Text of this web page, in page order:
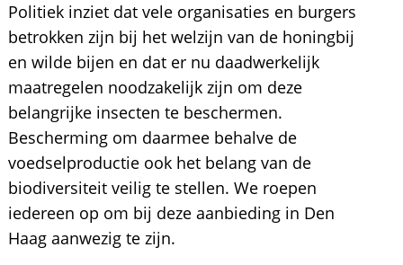
Politiek inziet dat vele organisaties en burgers
betrokken zijn bij het welzijn van de honingbij
en wilde bijen en dat er nu daadwerkelijk
maatregelen noodzakelijk zijn om deze
belangrijke insecten te beschermen.
Bescherming om daarmee behalve de
voedselproductie ook het belang van de
biodiversiteit veilig te stellen. We roepen
iedereen op om bij deze aanbieding in Den
Haag aanwezig te zijn.